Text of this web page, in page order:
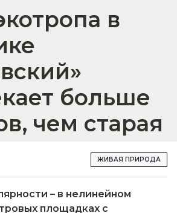
в
больше
чем старая
ЖИВАЯ ПРИРОДА
– в нелинейном
площадках с